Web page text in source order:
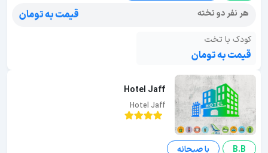
هر نفر دو تخته
قیمت به تومان
کودک با تخت
قیمت به تومان
Hotel Jaff
Hotel Jaff
B.B
با صبحانه